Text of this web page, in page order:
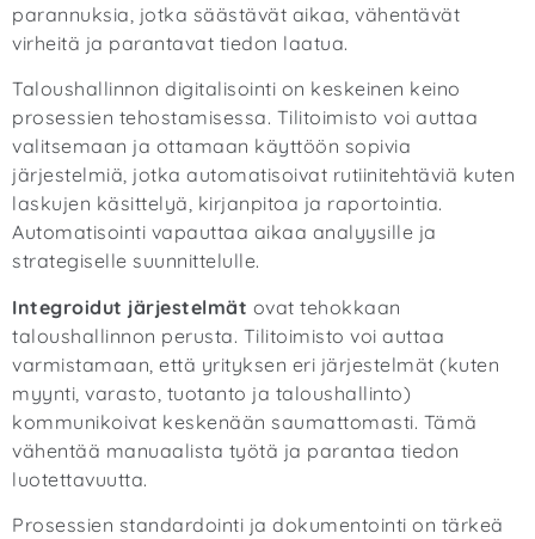
parannuksia, jotka säästävät aikaa, vähentävät
virheitä ja parantavat tiedon laatua.
Taloushallinnon digitalisointi on keskeinen keino
prosessien tehostamisessa. Tilitoimisto voi auttaa
valitsemaan ja ottamaan käyttöön sopivia
järjestelmiä, jotka automatisoivat rutiinitehtäviä kuten
laskujen käsittelyä, kirjanpitoa ja raportointia.
Automatisointi vapauttaa aikaa analyysille ja
strategiselle suunnittelulle.
Integroidut järjestelmät ovat tehokkaan
taloushallinnon perusta. Tilitoimisto voi auttaa
varmistamaan, että yrityksen eri järjestelmät (kuten
myynti, varasto, tuotanto ja taloushallinto)
kommunikoivat keskenään saumattomasti. Tämä
vähentää manuaalista työtä ja parantaa tiedon
luotettavuutta.
Prosessien standardointi ja dokumentointi on tärkeä